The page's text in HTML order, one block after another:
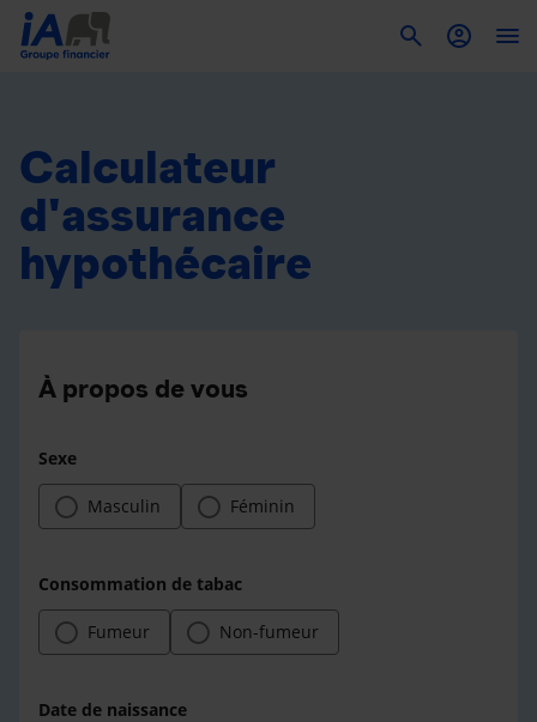
Calculateur
d'assurance
hypothécaire
À propos de vous
Sexe
Masculin Féminin
Consommation de tabac
Fumeur Non-fumeur
Date de naissance